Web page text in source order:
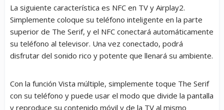
La siguiente característica es NFC en TV y Airplay2.
Simplemente coloque su teléfono inteligente en la parte
superior de The Serif, y el NFC conectará automáticamente
su teléfono al televisor. Una vez conectado, podrá
disfrutar del sonido rico y potente que llenará su ambiente.
Con la función Vista múltiple, simplemente toque The Serif
con su teléfono y puede usar el modo que divide la pantalla
y reproduce su contenido móvil y de la TV al mismo